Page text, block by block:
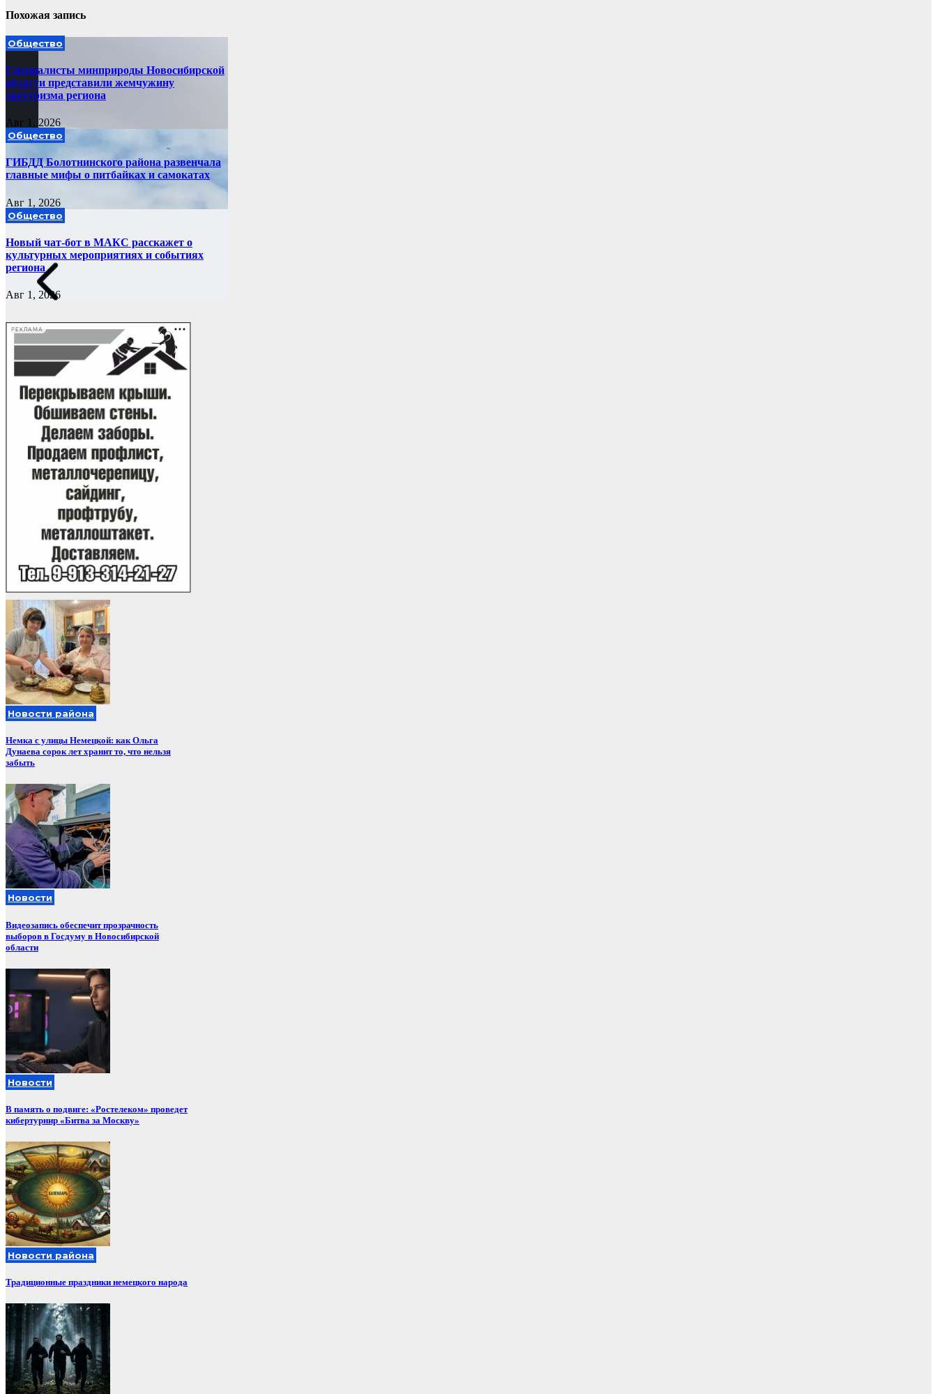
Похожая запись
Общество
Специалисты минприроды Новосибирской
области представили жемчужину
экотуризма региона
Авг 1, 2026
Общество
ГИБДД Болотнинского района развенчала
главные мифы о питбайках и самокатах
Авг 1, 2026
Общество
Новый чат-бот в МАКС расскажет о
культурных мероприятиях и событиях
региона
Авг 1, 2026
РЕКЛАМА
Новости района
Немка с улицы Немецкой: как Ольга
Дунаева сорок лет хранит то, что нельзя
забыть
Новости
Видеозапись обеспечит прозрачность
выборов в Госдуму в Новосибирской
области
Новости
В память о подвиге: «Ростелеком» проведет
кибертурнир «Битва за Москву»
Новости района
Традиционные праздники немецкого народа